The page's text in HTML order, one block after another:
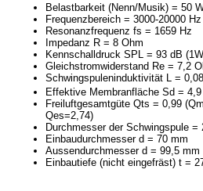
Belastbarkeit (Nenn/Musik) = 50
Frequenzbereich = 3000-20000 Hz
Resonanzfrequenz fs = 1659 Hz
Impedanz R = 8 Ohm
Kennschalldruck SPL = 93 dB
Gleichstromwiderstand Re = 7,2
Schwingspuleninduktivität L =
Effektive Membranfläche Sd =
Freiluftgesamtgüte Qts = 0,99
Qes=2,74)
Durchmesser der Schwingspule =
Einbaudurchmesser d = 70 mm
Aussendurchmesser d = 99,5 mm
Einbautiefe (nicht eingefräst) t =